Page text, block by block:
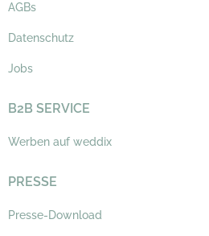
AGBs
Datenschutz
Jobs
B2B SERVICE
Werben auf weddix
PRESSE
Presse-Download